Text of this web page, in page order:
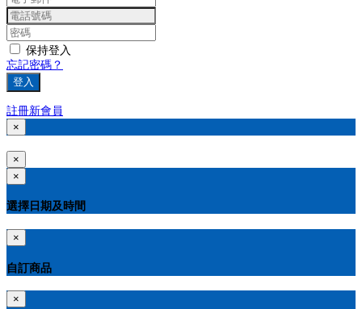
保持登入
忘記密碼？
登入
註冊新會員
×
×
×
選擇日期及時間
×
自訂商品
×